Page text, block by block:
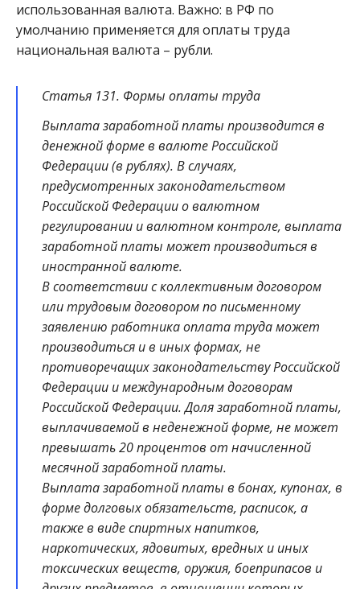
использованная валюта. Важно: в РФ по
умолчанию применяется для оплаты труда
национальная валюта – рубли.
Статья 131. Формы оплаты труда
Выплата заработной платы производится в
денежной форме в валюте Российской
Федерации (в рублях). В случаях,
предусмотренных законодательством
Российской Федерации о валютном
регулировании и валютном контроле, выплата
заработной платы может производиться в
иностранной валюте.
В соответствии с коллективным договором
или трудовым договором по письменному
заявлению работника оплата труда может
производиться и в иных формах, не
противоречащих законодательству Российской
Федерации и международным договорам
Российской Федерации. Доля заработной платы,
выплачиваемой в неденежной форме, не может
превышать 20 процентов от начисленной
месячной заработной платы.
Выплата заработной платы в бонах, купонах, в
форме долговых обязательств, расписок, а
также в виде спиртных напитков,
наркотических, ядовитых, вредных и иных
токсических веществ, оружия, боеприпасов и